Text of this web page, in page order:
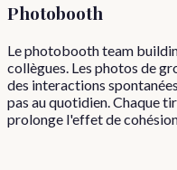
Photobooth
Le photobooth team
collègues. Les photos de
des interactions
pas au quotidien. Chaque
prolonge l'effet de